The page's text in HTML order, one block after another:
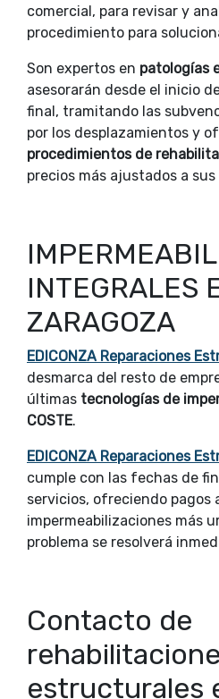
comercial, para revisar y
procedimiento para
Son expertos en patologías
asesorarán desde el inicio
final, tramitando las
por los desplazamientos y
procedimientos de
precios más ajustados a
INTEGRALES
ZARAGOZA
EDICONZA Reparaciones
desmarca del resto de
últimas tecnologías de
COSTE.
EDICONZA Reparaciones
cumple con las fechas de
servicios, ofreciendo pagos
impermeabilizaciones más
problema se resolverá
Contacto de
estructurales